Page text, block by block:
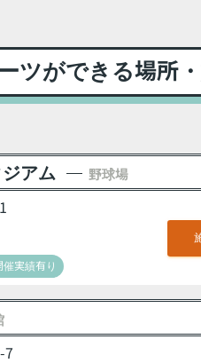
ツができる場所
アム 野球場
催実績有り
7